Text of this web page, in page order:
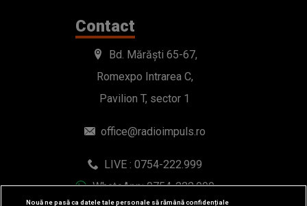
Contact
Bd. Mărăști 65-67,
Romexpo Intrarea C,
Pavilion T, sector 1
office@radioimpuls.ro
LIVE : 0754-222.999
WhatsApp: 0754-222.999
Nouă ne pasă ca datele tale personale să rămână confidențiale